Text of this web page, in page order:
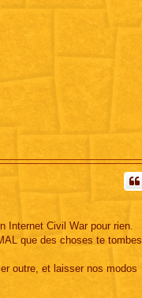
Internet Civil War pour rien.
que des choses te tombes
outre, et laisser nos modos